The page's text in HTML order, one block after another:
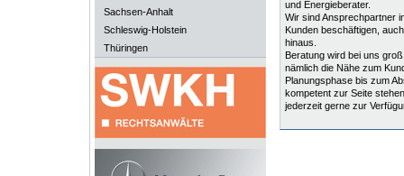
Sachsen-Anhalt
Schleswig-Holstein
Thüringen
und Energieberater.
Wir sind Ansprechpartner
Kunden beschäftigen,
hinaus.
Beratung wird bei uns
nämlich die Nähe zum
Planungsphase bis zum
kompetent zur Seite
jederzeit gerne zur